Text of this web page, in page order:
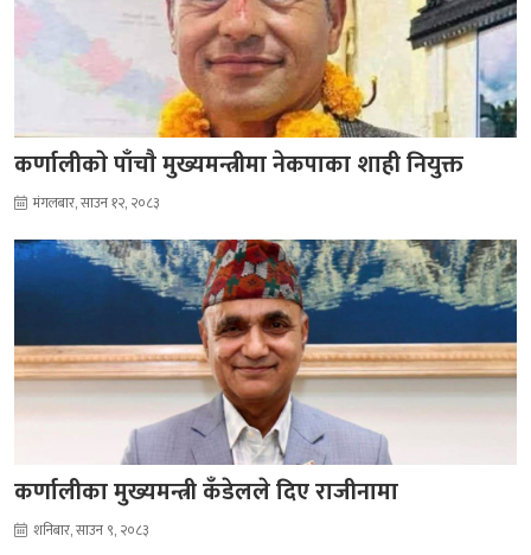
कर्णालीकाे पाँचाै मुख्यमन्त्रीमा नेकपाका शाही नियुक्त
मंगलबार, साउन १२, २०८३
कर्णालीका मुख्यमन्त्री कँडेलले दिए राजीनामा
शनिबार, साउन ९, २०८३